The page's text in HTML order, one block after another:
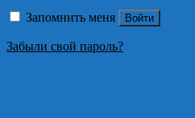
Запомнить меня Войти
Забыли свой пароль?